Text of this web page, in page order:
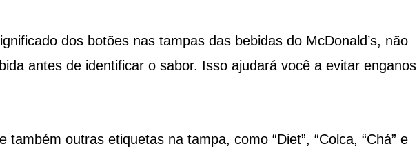
dos botões nas tampas das bebidas do McDonald’s, não
antes de identificar o sabor. Isso ajudará você a evitar enganos
também outras etiquetas na tampa, como “Diet”, “Colca, “Chá” e